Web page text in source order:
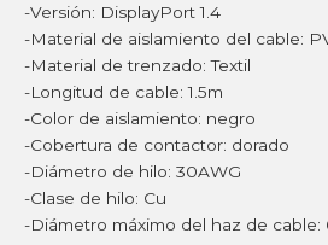
-Versión: DisplayPort 1.4
-Material de aislamiento del cable:
-Material de trenzado: Textil
-Longitud de cable: 1.5m
-Color de aislamiento: negro
-Cobertura de contactor: dorado
-Diámetro de hilo: 30AWG
-Clase de hilo: Cu
-Diámetro máximo del haz de cable: